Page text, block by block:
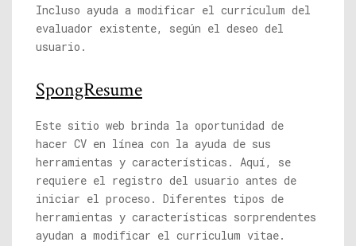
Incluso ayuda a modificar el currículum del
evaluador existente, según el deseo del
usuario.
SpongResume
Este sitio web brinda la oportunidad de
hacer CV en línea con la ayuda de sus
herramientas y características. Aquí, se
requiere el registro del usuario antes de
iniciar el proceso. Diferentes tipos de
herramientas y características sorprendentes
ayudan a modificar el curriculum vitae.